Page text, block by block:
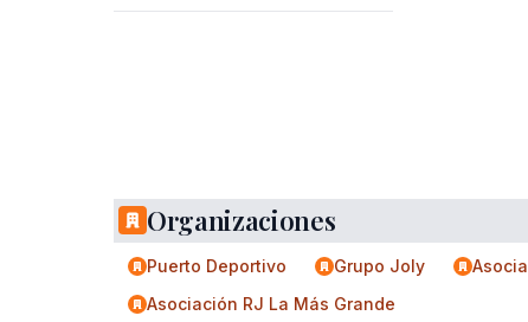
Organizaciones
Puerto Deportivo Grupo Joly
Asociación RJ La Más Grande